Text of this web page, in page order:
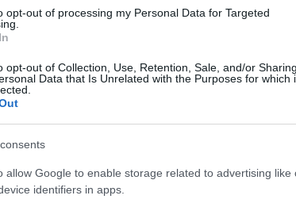
opt-out of processing my Personal Data for Targeted
opt-out of Collection, Use, Retention, Sale, and/or Sharing
Data that Is Unrelated with the Purposes for which
allow Google to enable storage related to advertising like
identifiers in apps.
tabellone e anello, sono progettati per
trasformando qualsiasi spazio esterno
un appassionato o un genitore
mobile è la soluzione ideale per
per ogni esigenza